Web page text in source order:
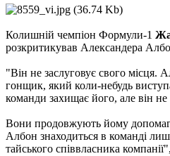
Колишній чемпіон Формули-1
розкритикував Александера
"Він не заслуговує свого місця.
гонщик, який коли-небудь
команди захищає його, але він
Вони продовжують йому
Албон знаходиться в команді
тайського співвласника